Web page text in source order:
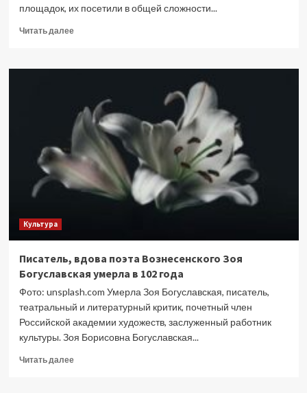
площадок, их посетили в общей сложности...
Читать далееПрочитать
«Ночь
Екатеринбурге
посетили
83
тысячи
человек
Культура
Писатель, вдова поэта Вознесенского Зоя
Богуславская умерла в 102 года
Фото: unsplash.com Умерла Зоя Богуславская, писатель,
театральный и литературный критик, почетный член
Российской академии художеств, заслуженный работник
культуры. Зоя Борисовна Богуславская...
Читать далееПрочитать